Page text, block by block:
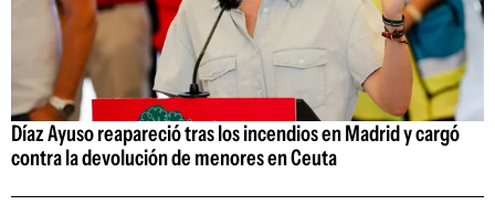
Díaz Ayuso reapareció tras los incendios en Madrid y cargó
contra la devolución de menores en Ceuta